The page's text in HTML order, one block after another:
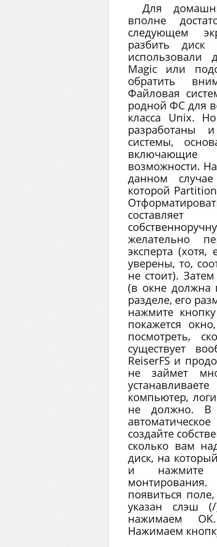
Для
вполне
следующем
разбить
Magic или
обратить
Файловая
родной ФС для
класса Unix.
разработаны
системы,
возможности.
данном
которой
желательно
эксперта
уверены, то,
не стоит).
(в окне должна
разделе, его
нажмите
покажется
посмотреть,
существует
ReiserFS и
не займет
компьютер,
не должно. В
создайте
сколько вам
диск, на
и нажмите
появиться
указан слэш
нажимаем
Нажимаем